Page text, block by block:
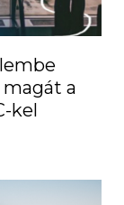
a
kel